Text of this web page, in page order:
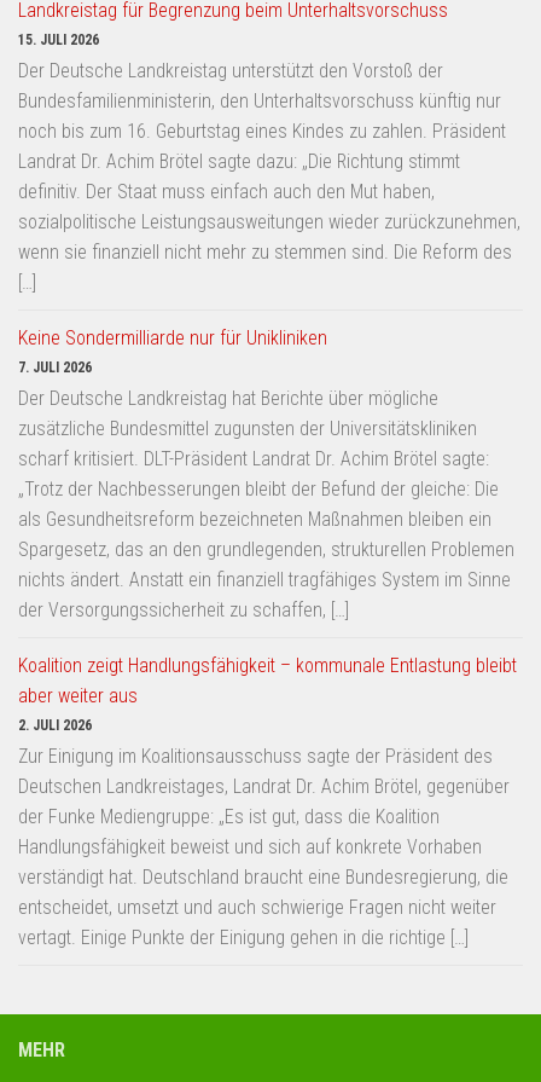
Landkreistag für Begrenzung beim Unterhaltsvorschuss
15. JULI 2026
Der Deutsche Landkreistag unterstützt den Vorstoß der
Bundesfamilienministerin, den Unterhaltsvorschuss künftig nur
noch bis zum 16. Geburtstag eines Kindes zu zahlen. Präsident
Landrat Dr. Achim Brötel sagte dazu: „Die Richtung stimmt
definitiv. Der Staat muss einfach auch den Mut haben,
sozialpolitische Leistungsausweitungen wieder zurückzunehmen,
wenn sie finanziell nicht mehr zu stemmen sind. Die Reform des
[…]
Keine Sondermilliarde nur für Unikliniken
7. JULI 2026
Der Deutsche Landkreistag hat Berichte über mögliche
zusätzliche Bundesmittel zugunsten der Universitätskliniken
scharf kritisiert. DLT-Präsident Landrat Dr. Achim Brötel sagte:
„Trotz der Nachbesserungen bleibt der Befund der gleiche: Die
als Gesundheitsreform bezeichneten Maßnahmen bleiben ein
Spargesetz, das an den grundlegenden, strukturellen Problemen
nichts ändert. Anstatt ein finanziell tragfähiges System im Sinne
der Versorgungssicherheit zu schaffen, […]
Koalition zeigt Handlungsfähigkeit – kommunale Entlastung bleibt
aber weiter aus
2. JULI 2026
Zur Einigung im Koalitionsausschuss sagte der Präsident des
Deutschen Landkreistages, Landrat Dr. Achim Brötel, gegenüber
der Funke Mediengruppe: „Es ist gut, dass die Koalition
Handlungsfähigkeit beweist und sich auf konkrete Vorhaben
verständigt hat. Deutschland braucht eine Bundesregierung, die
entscheidet, umsetzt und auch schwierige Fragen nicht weiter
vertagt. Einige Punkte der Einigung gehen in die richtige […]
MEHR